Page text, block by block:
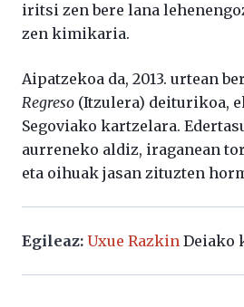
iritsi zen bere lana
zen kimikaria.
Aipatzekoa da, 2013. urtean
Regreso (Itzulera) deiturikoa,
Segoviako kartzelara.
aurreneko aldiz, iraganean
eta oihuak jasan zituzten
Egileaz: Uxue Razkin Deiako